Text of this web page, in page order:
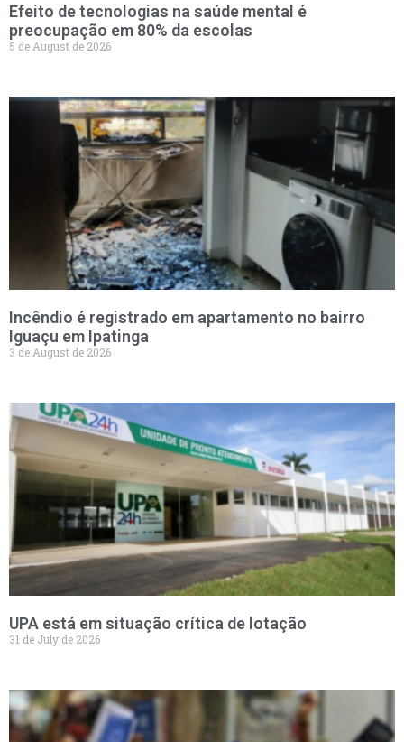
Efeito de tecnologias na saúde mental é
preocupação em 80% da escolas
5 de August de 2026
Incêndio é registrado em apartamento no bairro
Iguaçu em Ipatinga
3 de August de 2026
UPA está em situação crítica de lotação
31 de July de 2026